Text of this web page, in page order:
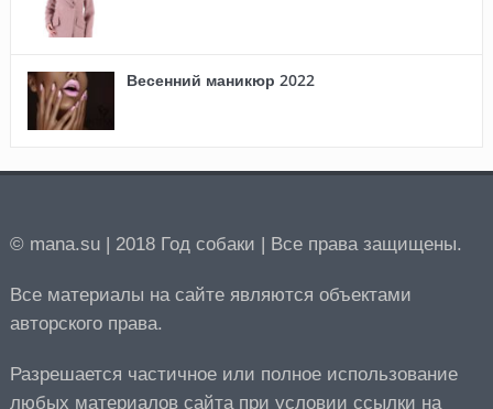
Весенний маникюр 2022
© mana.su | 2018 Год собаки | Все права защищены.
Все материалы на сайте являются объектами
авторского права.
Разрешается частичное или полное использование
любых материалов сайта при условии ссылки на